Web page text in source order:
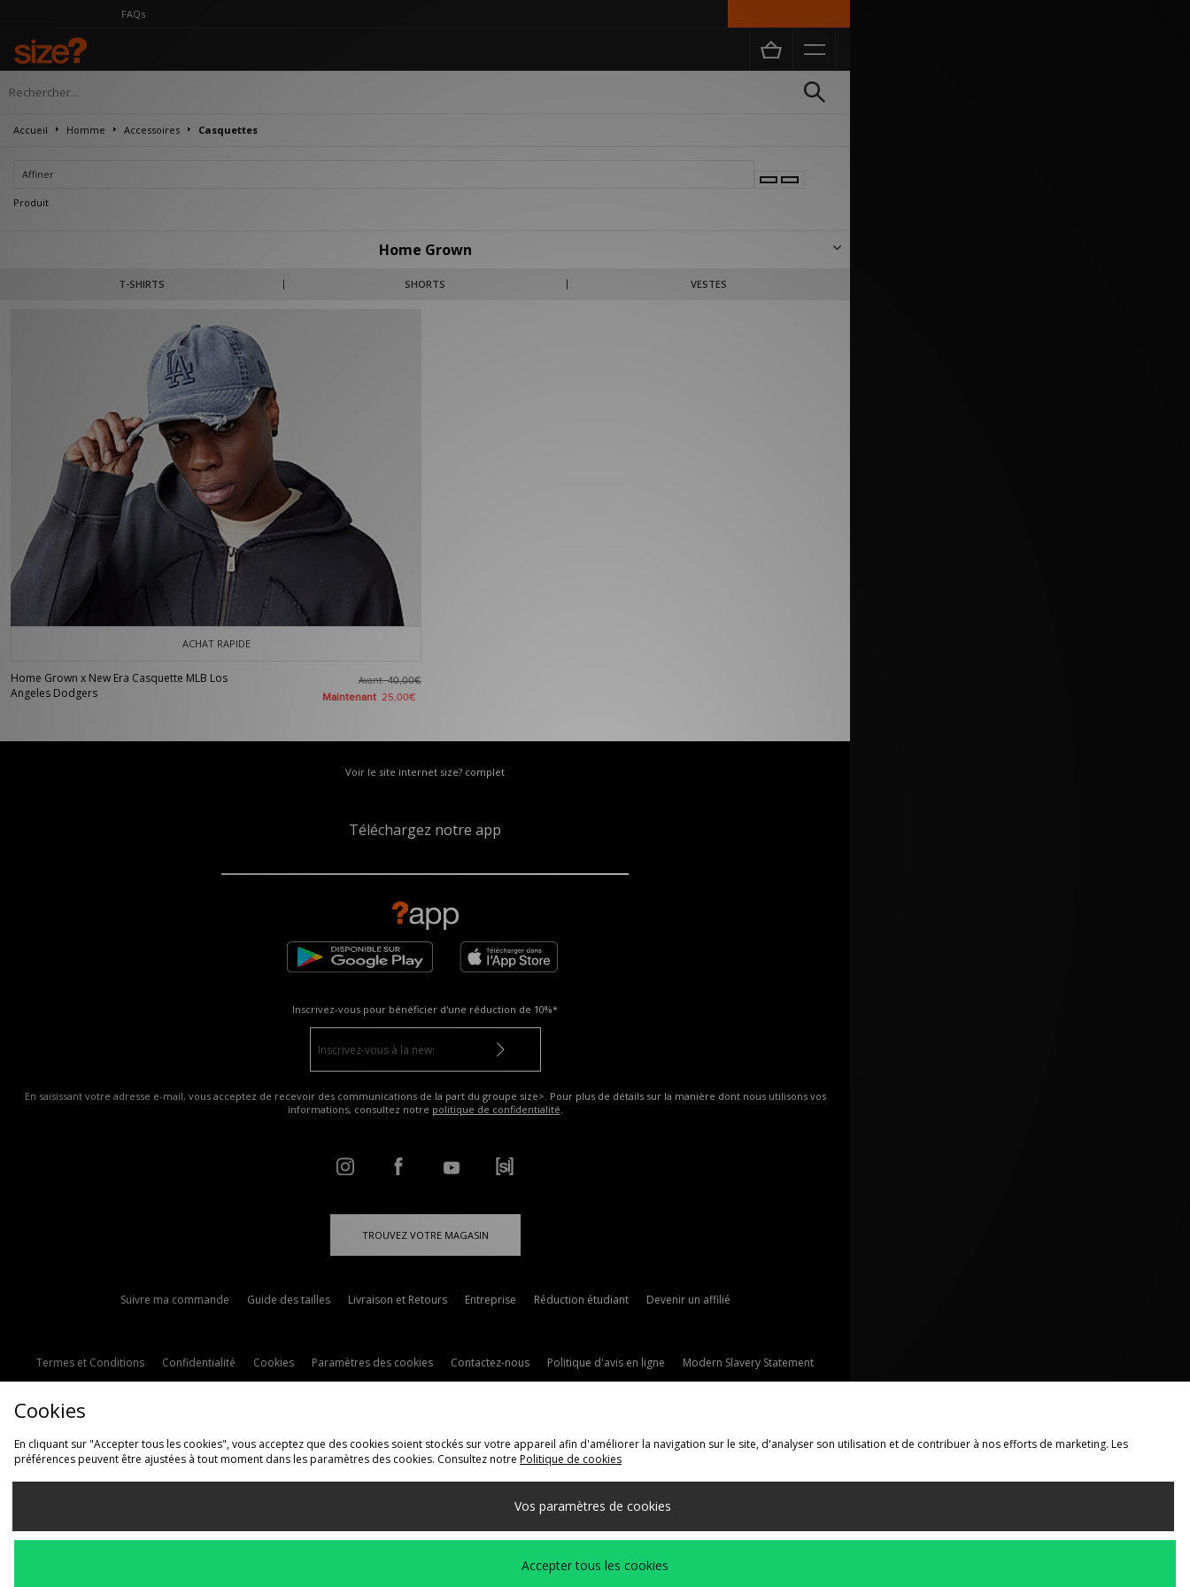
Accueil Homme Accessoires Casquettes
Affiner
Produit
Home Grown
T-SHIRTS SHORTS VESTES
Depuis ses débuts, Home Grown est reconnue pour ses designs progressistes inspirés de la mode urbaine. L'identité de la marque se caractérise par un style épuré, des
tissus de qualité et des palettes de couleurs intemporelles.
ACHAT RAPIDE
Home Grown x New Era Casquette MLB Los
Angeles Dodgers
Avant40,00€
Maintenant 25,00€
Voir le site internet size? complet
Téléchargez notre app
Inscrivez-vous pour bénéficier d'une réduction de 10%*
En saisissant votre adresse e-mail, vous acceptez de recevoir des communications de la part du groupe size>. Pour plus de détails sur la manière dont nous utilisons vos
informations, consultez notre politique de confidentialité.
TROUVEZ VOTRE MAGASIN
Suivre ma commande Guide des tailles Livraison et Retours Entreprise Réduction étudiant Devenir un affilié
Termes et Conditions Confidentialité Cookies Paramètres des cookies Contactez-nous Politique d'avis en ligne Modern Slavery Statement
Livraison Vers
Nous acceptons les méthodes de paiement suivantes
Cookies
En cliquant sur "Accepter tous les cookies", vous acceptez que des cookies soient stockés sur votre appareil afin d'améliorer la navigation sur le site, d'analyser son utilisation et de contribuer à nos efforts de marketing. Les
préférences peuvent être ajustées à tout moment dans les paramètres des cookies. Consultez notre Politique de cookies
Vos paramètres de cookies
Accepter tous les cookies